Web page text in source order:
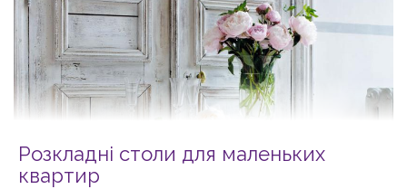
Розкладні столи для маленьких
квартир